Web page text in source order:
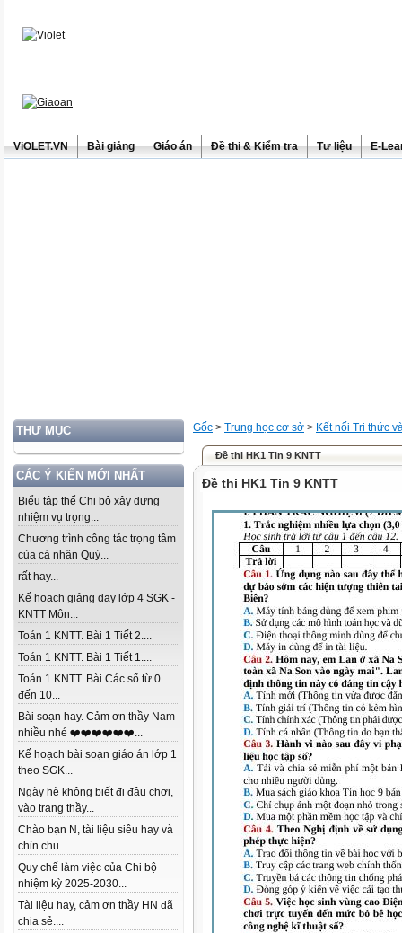
ViOLET.VN Bài giảng Giáo án Đề thi & Kiểm tra Tư liệu E-
THƯ MỤC
CÁC Ý KIẾN MỚI NHẤT
Biểu tập thể Chi bộ xây dựng
nhiệm vụ trọng...
Chương trình công tác trọng tâm
của cá nhân Quý...
rất hay...
Kế hoạch giảng dạy lớp 4 SGK -
KNTT Môn...
Toán 1 KNTT. Bài 1 Tiết 2....
Toán 1 KNTT. Bài 1 Tiết 1....
Toán 1 KNTT. Bài Các số từ 0
đến 10...
Bài soạn hay. Cảm ơn thầy Nam
nhiều nhé ❤️❤️❤️❤️❤️❤️...
Kế hoạch bài soạn giáo án lớp 1
theo SGK...
Ngày hè không biết đi đâu chơi,
vào trang thầy...
Chào bạn N, tài liệu siêu hay và
chỉn chu...
Quy chế làm việc của Chi bộ
nhiệm kỳ 2025-2030...
Tài liệu hay, cảm ơn thầy HN đã
chia sẻ....
Gốc > Trung học cơ sở > Kết nối Tri thức
Đề thi HK1 Tin 9 KNTT
Đề thi HK1 Tin 9 KNTT